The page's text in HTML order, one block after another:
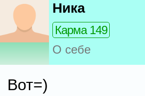
Ника
Карма 149
О себе
Вот=)